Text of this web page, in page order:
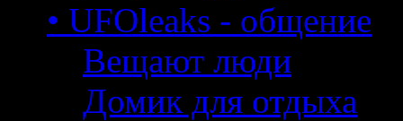
• UFOleaks - общение
Вещают люди
Домик для отдыха